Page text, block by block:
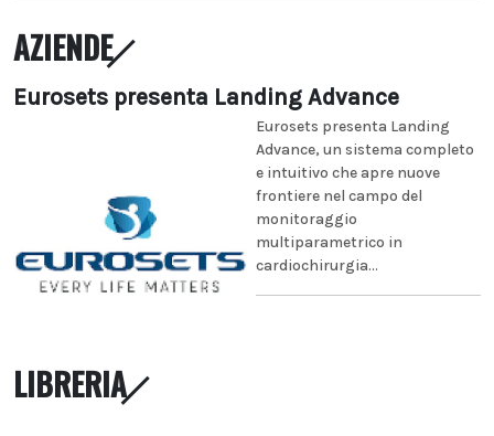
AZIENDE
Eurosets presenta Landing Advance
Eurosets presenta Landing
Advance, un sistema completo
e intuitivo che apre nuove
frontiere nel campo del
monitoraggio
multiparametrico in
cardiochirurgia...
LIBRERIA